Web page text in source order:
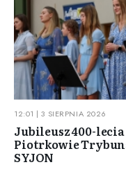
12:01 | 3 SIERPNIA 2026
Jubileusz 400-
Piotrkowie
SYJON